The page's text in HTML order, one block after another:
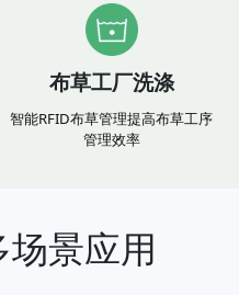
布草工厂洗涤
智能RFID布草管理提高布草工序
管理效率
景应用